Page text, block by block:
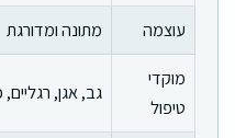
עוצמה
מתונה ומדורגת
מוקדי
טיפול
גב, אגן, רגליים,